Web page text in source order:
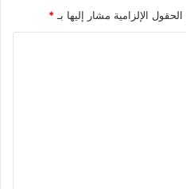
الحقول الإلزامية مشار إليها بـ *